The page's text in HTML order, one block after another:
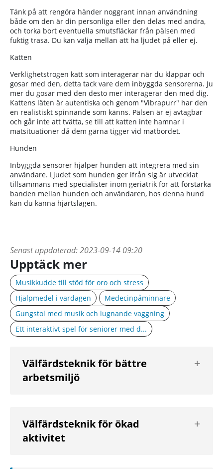
Tänk på att rengöra händer noggrant innan användning
både om den är din personliga eller den delas med andra,
och torka bort eventuella smutsfläckar från pälsen med
fuktig trasa. Du kan välja mellan att ha ljudet på eller ej.
Katten
Verklighetstrogen katt som interagerar när du klappar och
gosar med den, detta tack vare dem inbyggda sensorerna. Ju
mer du gosar med den desto mer interagerar den med dig.
Kattens läten är autentiska och genom "Vibrapurr" har den
en realistiskt spinnande som känns. Pälsen är ej avtagbar
och går inte att tvätta, se till att katten inte hamnar i
matsituationer då dem gärna tigger vid matbordet.
Hunden
Inbyggda sensorer hjälper hunden att integrera med sin
användare. Ljudet som hunden ger ifrån sig är utvecklat
tillsammans med specialister inom geriatrik för att förstärka
banden mellan hunden och användaren, hos denna hund
kan du känna hjärtslagen.
Senast uppdaterad:2023-09-14 09:20
Upptäck mer
Musikkudde till stöd för oro och stress
Hjälpmedel i vardagen
Medecinpåminnare
Gungstol med musik och lugnande vaggning
Ett interaktivt spel för seniorer med d...
Välfärdsteknik för bättre
arbetsmiljö
nästa
Välfärdsteknik för ökad
aktivitet
nästa